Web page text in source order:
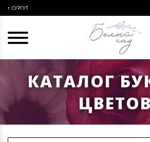
г. СУРГУТ
КАТАЛОГ